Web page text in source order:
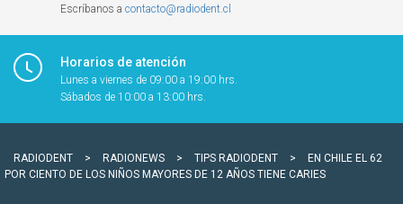
Escríbanos a contacto@radiodent.cl
Horarios de atención
Lunes a viernes de 09:00 a 19:00 hrs.
Sábados de 10:00 a 13:00 hrs.
RADIODENT > RADIONEWS > TIPS RADIODENT >
EN CHILE EL 62
POR CIENTO DE LOS NIÑOS MAYORES DE 12 AÑOS TIENE CARIES